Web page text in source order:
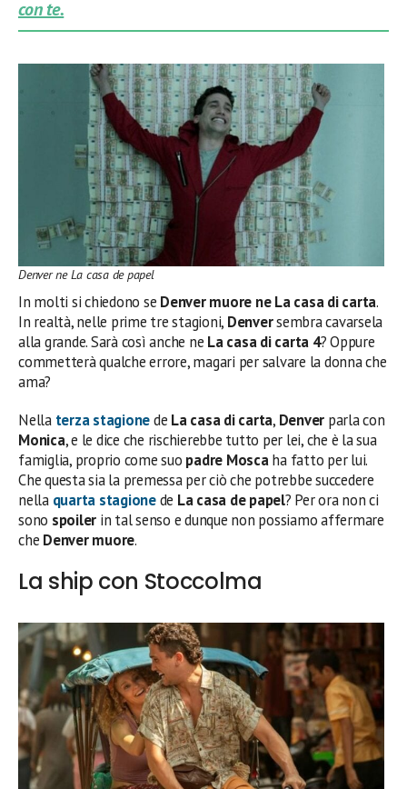
con te.
Denver ne La casa de papel
In molti si chiedono se Denver muore ne La casa di carta.
In realtà, nelle prime tre stagioni, Denversembra cavarsela
alla grande. Sarà così anche ne La casa di carta 4? Oppure
commetterà qualche errore, magari per salvare la donna che
ama?
Nella terza stagionede La casa di carta, Denver parla con
Monica, e le dice che rischierebbe tutto per lei, che è la sua
famiglia, proprio come suo padre Moscaha fatto per lui.
Che questa sia la premessa per ciò che potrebbe succedere
nella quarta stagionede La casa de papel? Per ora non ci
sono spoiler in tal senso e dunque non possiamo affermare
che Denver muore.
La ship con Stoccolma